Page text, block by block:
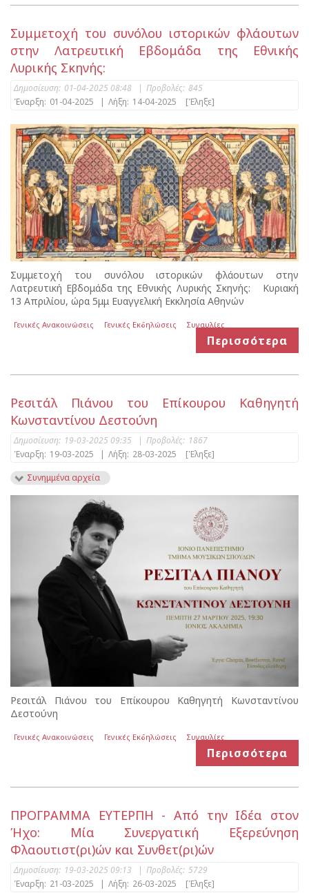
Συμμετοχή του συνόλου ιστορικών φλάουτων
στην Λατρευτική Εβδομάδα της Εθνικής
Λυρικής Σκηνής:
Δημοσίευση: 01-04-2025 08:48 | Προβολές: 845
Έναρξη: 01-04-2025 | Λήξη: 14-04-2025 [Έληξε]
Συμμετοχή του συνόλου ιστορικών φλάουτων στην
Λατρευτική Εβδομάδα της Εθνικής Λυρικής Σκηνής: Κυριακή
13 Απριλίου, ώρα 5μμ Ευαγγελική Εκκλησία Αθηνών
Γενικές Ανακοινώσεις Γενικές Εκδηλώσεις Συναυλίες
Περισσότερα
Ρεσιτάλ Πιάνου του Επίκουρου Καθηγητή
Κωνσταντίνου Δεστούνη
Δημοσίευση: 19-03-2025 09:35 | Προβολές: 1867
Έναρξη: 19-03-2025 | Λήξη: 28-03-2025
[Έληξε]
Συνημμένα αρχεία
Ρεσιτάλ Πιάνου του Επίκουρου Καθηγητή Κωνσταντίνου
Δεστούνη
Γενικές Ανακοινώσεις Γενικές Εκδηλώσεις Συναυλίες
Περισσότερα
ΠΡΟΓΡΑΜΜΑ ΕΥΤΕΡΠΗ - Από την Ιδέα στον
Ήχο: Μία Συνεργατική Εξερεύνηση
Φλαουτιστ(ρι)ών και Συνθετ(ρι)ών
Δημοσίευση: 19-03-2025 09:13 | Προβολές: 5729
Έναρξη: 21-03-2025 | Λήξη: 26-03-2025
[Έληξε]